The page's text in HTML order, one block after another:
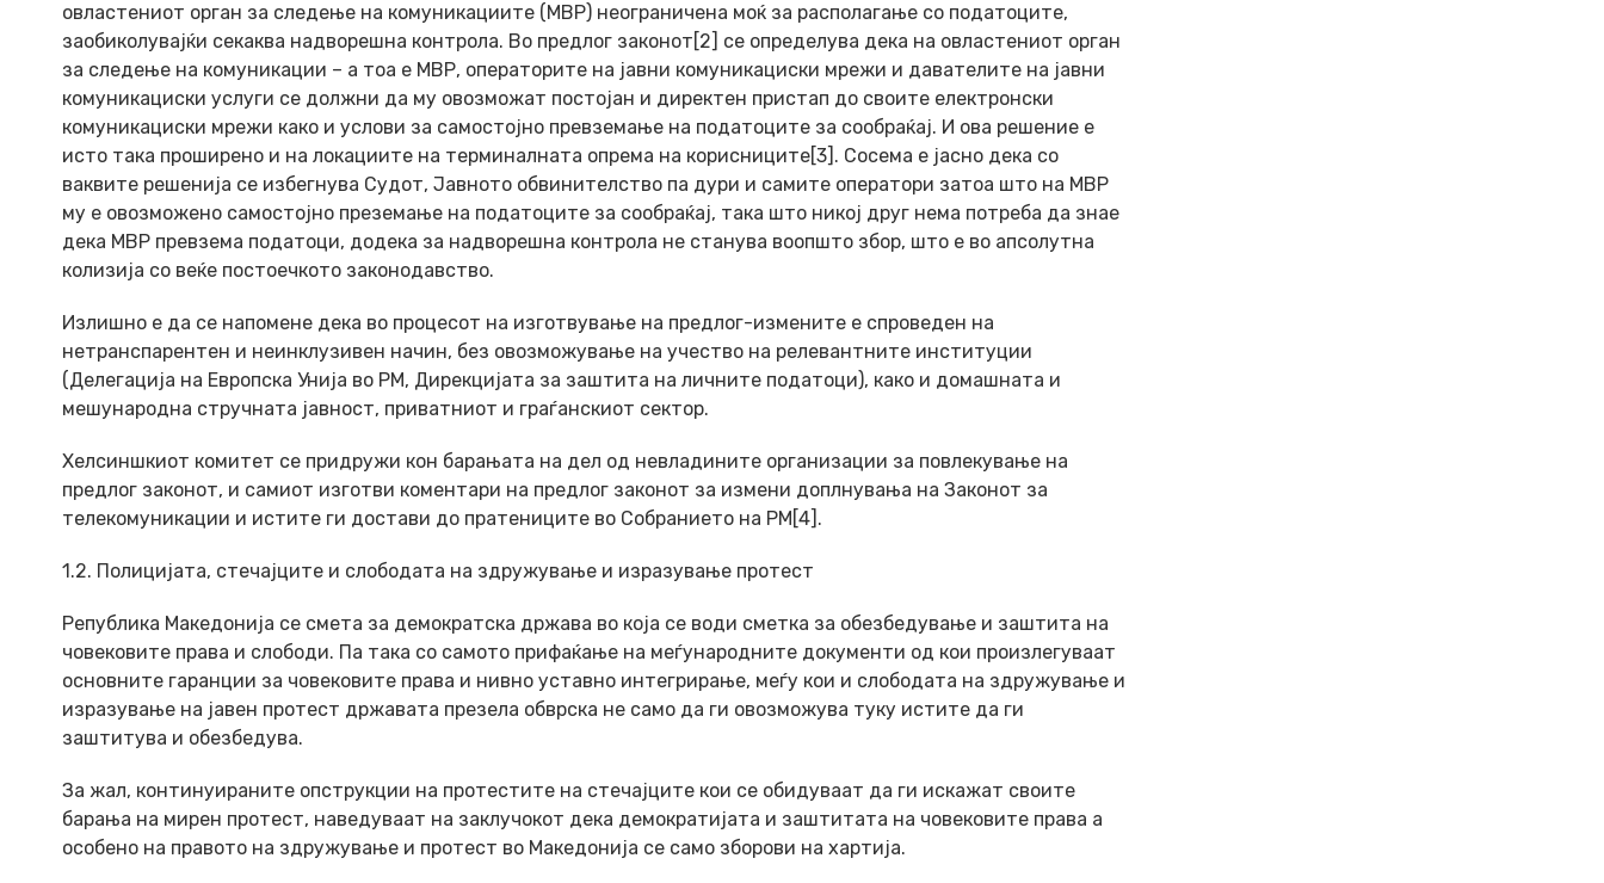
овластениот орган за следење на комуникациите (МВР) неограничена моќ за располагање со податоците,
заобиколувајќи секаква надворешна контрола. Во предлог законот[2] се определува дека на овластениот орган
за следење на комуникации – а тоа е МВР, операторите на јавни комуникациски мрежи и давателите на јавни
комуникациски услуги се должни да му овозможат постојан и директен пристап до своите електронски
комуникациски мрежи како и услови за самостојно превземање на податоците за сообраќај. И ова решение е
исто така проширено и на локациите на терминалната опрема на корисниците[3]. Сосема е јасно дека со
ваквите решенија се избегнува Судот, Јавното обвинителство па дури и самите оператори затоа што на МВР
му е овозможено самостојно преземање на податоците за сообраќај, така што никој друг нема потреба да знае
дека МВР превзема податоци, додека за надворешна контрола не станува воопшто збор, што е во апсолутна
колизија со веќе постоечкото законодавство.
Излишно е да се напомене дека во процесот на изготвување на предлог-измените е спроведен на
нетранспарентен и неинклузивен начин, без овозможување на учество на релевантните институции
(Делегација на Европска Унија во РМ, Дирекцијата за заштита на личните податоци), како и домашната и
мешународна стручната јавност, приватниот и граѓанскиот сектор.
Хелсиншкиот комитет се придружи кон барањата на дел од невладините организации за повлекување на
предлог законот, и самиот изготви коментари на предлог законот за измени доплнувања на Законот за
телекомуникации и истите ги достави до пратениците во Собранието на РМ[4].
1.2. Полицијата, стечајците и слободата на здружување и изразување протест
Република Македонија се смета за демократска држава во која се води сметка за обезбедување и заштита на
човековите права и слободи. Па така со самото прифаќање на меѓународните документи од кои произлегуваат
основните гаранции за човековите права и нивно уставно интегрирање, меѓу кои и слободата на здружување и
изразување на јавен протест државата презела обврска не само да ги овозможува туку истите да ги
заштитува и обезбедува.
За жал, континуираните опструкции на протестите на стечајците кои се обидуваат да ги искажат своите
барања на мирен протест, наведуваат на заклучокот дека демократијата и заштитата на човековите права а
особено на правото на здружување и протест во Македонија се само зборови на хартија.